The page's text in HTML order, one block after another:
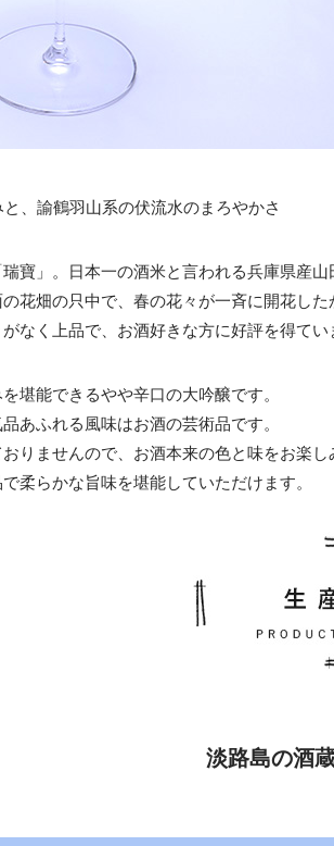
、諭鶴羽山系の伏流水のまろやかさ
寶」。日本一の酒米と言われる兵庫県産
花畑の只中で、春の花々が一斉に開花し
なく上品で、お酒好きな方に好評を得てい
堪能できるやや辛口の大吟醸です。
あふれる風味はお酒の芸術品です。
ませんので、お酒本来の色と味をお楽し
柔らかな旨味を堪能していただけます。
淡路島の酒